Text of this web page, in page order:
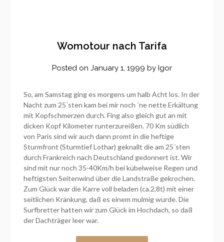
Womotour nach Tarifa
Posted on January 1, 1999 by Igor
So, am Samstag ging es morgens um halb Acht los. In der
Nacht zum 25´sten kam bei mir noch ´ne nette Erkältung
mit Kopfschmerzen durch. Fing also gleich gut an mit
dicken Kopf Kilometer runterzureißen. 70 Km südlich
von Paris sind wir auch dann promt in die heftige
Sturmfront (Sturmtief Lothar) geknallt die am 25´sten
durch Frankreich nach Deutschland gedonnert ist. Wir
sind mit nur noch 35-40Km/h bei kübelweise Regen und
heftigsten Seitenwind über die Landstraße gekrochen.
Zum Glück war die Karre voll beladen (ca.2,8t) mit einer
seitlichen Kränkung, daß es einem mulmig wurde. Die
Surfbretter hatten wir zum Glück im Hochdach, so daß
der Dachträger leer war.